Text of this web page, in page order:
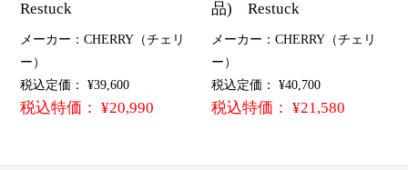
Restuck
メーカー：CHERRY（チェリ
ー）
税込定価： ¥39,600
税込特価： ¥20,990
品) Restuck
メーカー：CHERRY（チェリ
ー）
税込定価： ¥40,700
税込特価： ¥21,580